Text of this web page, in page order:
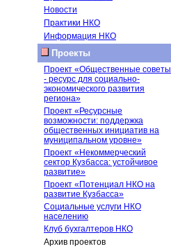
Новости
Практики НКО
Информация НКО
Проекты
Проект «Общественные советы
- ресурс для социально-
экономического развития
региона»
Проект «Ресурсные
возможности: поддержка
общественных инициатив на
муниципальном уровне»
Проект «Некоммерческий
сектор Кузбасса: устойчивое
развитие»
Проект «Потенциал НКО на
развитие Кузбасса»
Социальные услуги НКО
населению
Клуб бухгалтеров НКО
Архив проектов